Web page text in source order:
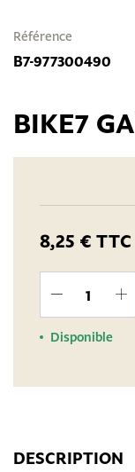
Référence
B7-977300490
BIKE7
8,25 € TTC
Disponible
DESCRIPTION